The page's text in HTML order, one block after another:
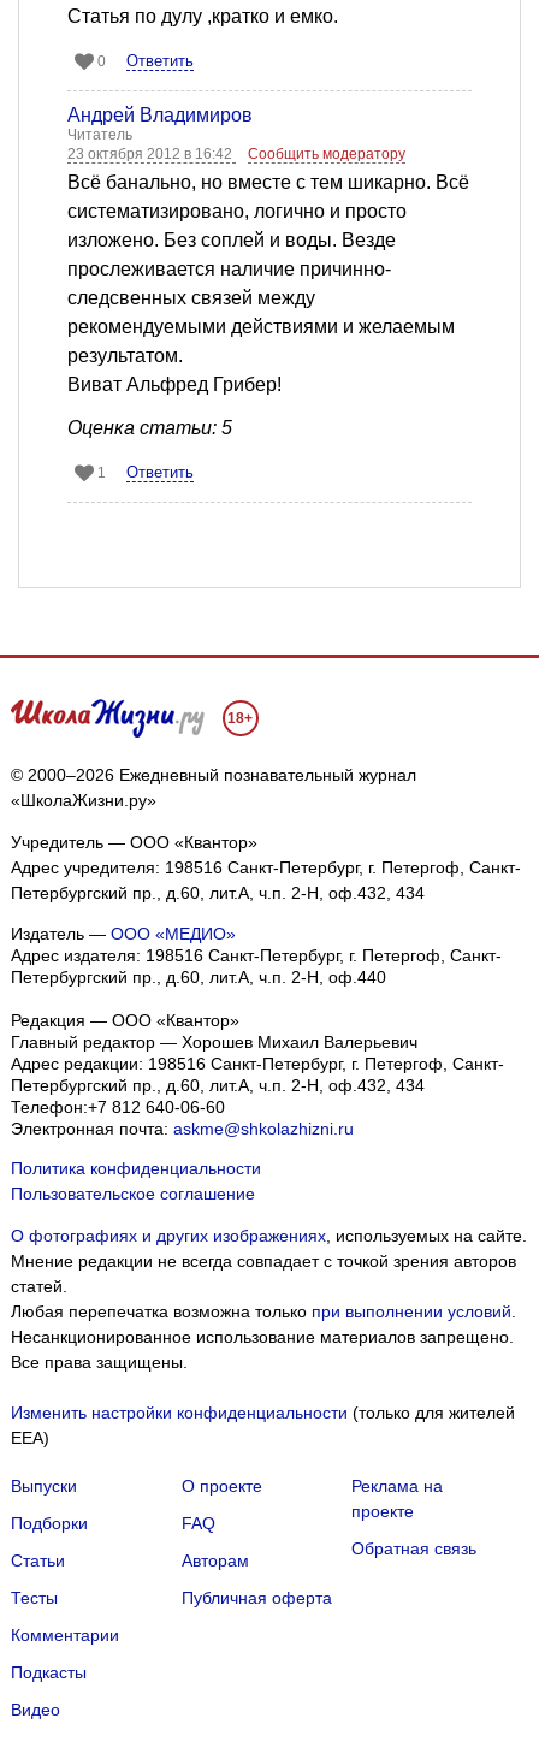
Статья по дулу ,кратко и емко.
0 Ответить
Андрей Владимиров
Читатель
23 октября 2012 в 16:42
Сообщить модератору
Всё банально, но вместе с тем шикарно. Всё
систематизировано, логично и просто
изложено. Без соплей и воды. Везде
прослеживается наличие причинно-
следсвенных связей между
рекомендуемыми действиями и желаемым
результатом.
Виват Альфред Грибер!
Оценка статьи: 5
1 Ответить
18+
© 2000–2026 Ежедневный познавательный журнал
«ШколаЖизни.ру»
Учредитель — ООО «Квантор»
Адрес учредителя: 198516 Санкт-Петербург, г. Петергоф, Санкт-
Петербургский пр., д.60, лит.А, ч.п. 2-Н, оф.432, 434
Издатель — ООО «МЕДИО»
Адрес издателя: 198516 Санкт-Петербург, г. Петергоф, Санкт-
Петербургский пр., д.60, лит.А, ч.п. 2-Н, оф.440
Редакция — ООО «Квантор»
Главный редактор — Хорошев Михаил Валерьевич
Адрес редакции: 198516 Санкт-Петербург, г. Петергоф Санкт-
Петербургский пр., д.60, лит.А, ч.п. 2-Н, оф.432, 434
Телефон:+7 812 640-06-60
Электронная почта: askme@shkolazhizni.ru
Политика конфиденциальности
Пользовательское соглашение
О фотографиях и других изображениях, используемых на сайте.
Мнение редакции не всегда совпадает с точкой зрения авторов
статей.
Любая перепечатка возможна только при выполнении условий
Несанкционированное использование материалов запрещено.
Все права защищены.
Изменить настройки конфиденциальности (только для жителей
EEA)
Выпуски
Подборки
Статьи
Тесты
Комментарии
Подкасты
Видео
О проекте
FAQ
Авторам
Публичная оферта
Реклама на
проекте
Обратная связь